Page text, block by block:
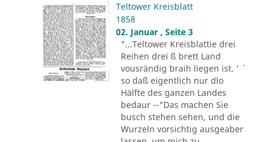
Teltower Kreisblatt
1858
02. Januar , Seite 3
"...Teltower Kreisblattie drei
Reihen drei ß brett Land
vousrändig braih liegen ist. ' ´
so daß eigentlich nur dlo
Hälfte des ganzen Landes
bedaur --"Das machen Sie
busch stehen sehen, und die
Wurzeln vorsichtig ausgeaber